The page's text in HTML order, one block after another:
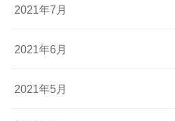
2021年7月
2021年6月
2021年5月